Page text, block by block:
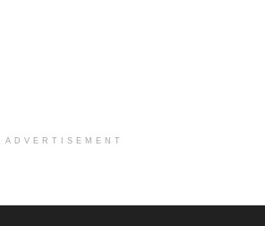
ADVERTISEMENT